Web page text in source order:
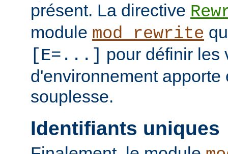
présent. La directive
module mod_rewrite
[E=...] pour définir les
d'environnement apporte
souplesse.
Identifiants uniques